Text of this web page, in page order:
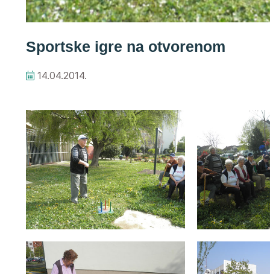
Sportske igre na otvorenom
14.04.2014.